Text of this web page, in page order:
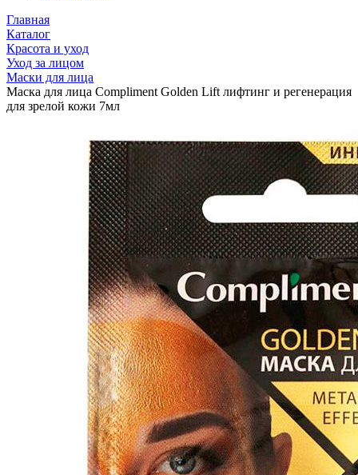
Главная
Каталог
Красота и уход
Уход за лицом
Маски для лица
Маска для лица Compliment Golden Lift лифтинг и регенерация
для зрелой кожи 7мл